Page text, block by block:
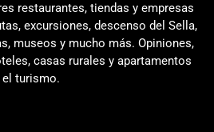
restaurantes, tiendas y empresas
excursiones, descenso del Sella,
museos y mucho más. Opiniones,
casas rurales y apartamentos
el turismo.